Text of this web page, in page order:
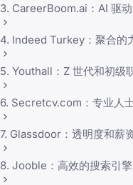
3. CareerBoom.ai：AI 驱
4. Indeed Turkey：聚合的
5. Youthall：Z 世代和初级
6. Secretcv.com：专业人
7. Glassdoor：透明度和薪
8. Jooble：高效的搜索引擎